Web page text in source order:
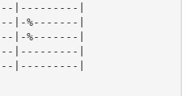
|---------|
|-%-------|
|-%-------|
|---------|
|---------|